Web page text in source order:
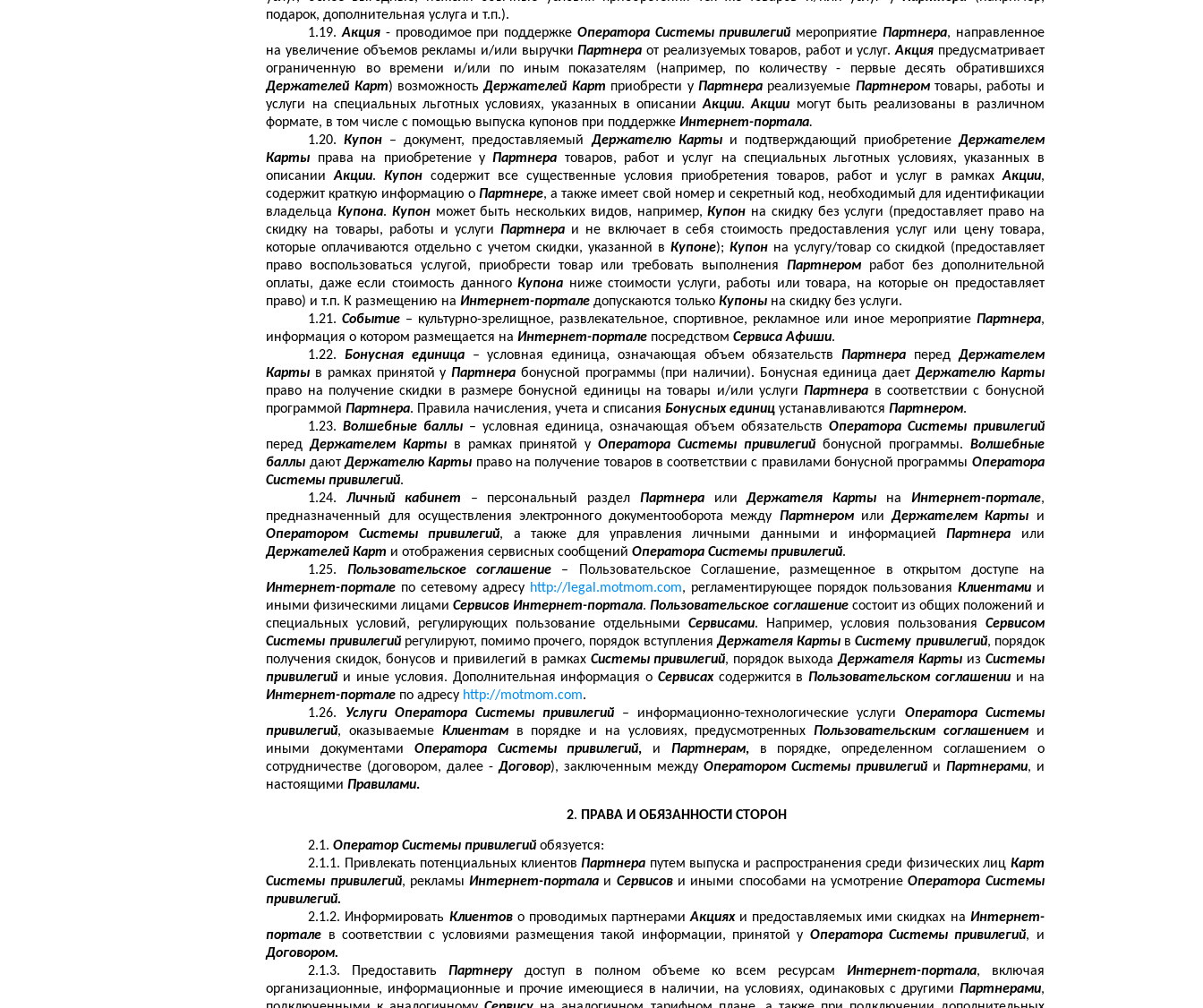
подарок, дополнительная услуга и т.п.).
1.19.Акция - проводимое при поддержке Оператора Системы привилегий мероприятие Партнера, направленное
на увеличение объемов рекламы и/или выручкиПартнера от реализуемых товаров, работ и услуг.Акция предусматривает
ограниченную во времени и/или по иным показателям (например, по количеству - первые десять обратившихся
Держателей Карт) возможностьДержателей Карт приобрести у Партнера реализуемые Партнеромтовары, работы и
услуги на специальных льготных условиях, указанных в описанииАкции.Акции могут быть реализованы в различном
формате, в том числе с помощью выпуска купонов при поддержкеИнтернет-портала.
1.20.Купон – документ, предоставляемый Держателю Карты и подтверждающий приобретение Держателем
Карты права на приобретение уПартнера товаров, работ и услуг на специальных льготных условиях, указанных в
описанииАкции.Купон содержит все существенные условия приобретения товаров, работ и услуг в рамкахАкции,
содержит краткую информацию оПартнере, а также имеет свой номер и секретный код, необходимый для идентификации
владельцаКупона. Купон может быть нескольких видов, например,Купон на скидку без услуги (предоставляет право на
скидку на товары, работы и услугиПартнера и не включает в себя стоимость предоставления услуг или цену товара,
которые оплачиваются отдельно с учетом скидки, указанной в Купоне); Купон на услугу/товар со скидкой (предоставляет
право воспользоваться услугой, приобрести товар или требовать выполнения Партнером работ без дополнительной
оплаты, даже если стоимость данногоКупона ниже стоимости услуги, работы или товара, на которые он предоставляет
право) и т.п. К размещению наИнтернет-порталедопускаются толькоКупоны на скидку без услуги.
1.21.Событие – культурно-зрелищное, развлекательное, спортивное, рекламное или иное мероприятие Партнера,
информация о котором размещается наИнтернет-портале посредствомСервиса Афиши.
1.22.Бонусная единица – условная единица, означающая объем обязательствПартнера перед Держателем
Карты в рамках принятой уПартнера бонусной программы (при наличии). Бонусная единица дает Держателю Карты
право на получение скидки в размере бонусной единицы на товары и/или услугиПартнера в соответствии с бонусной
программойПартнера. Правила начисления, учета и списанияБонусных единицустанавливаютсяПартнером.
1.23.Волшебные баллы – условная единица, означающая объем обязательств Оператора Системы привилегий
передДержателем Карты в рамках принятой у Оператора Системы привилегий бонусной программы. Волшебные
баллы дают Держателю Карты право на получение товаров в соответствии с правилами бонусной программы Оператора
Системы привилегий.
1.24.Личный кабинет – персональный раздел Партнера илиДержателя Карты на Интернет-портале,
предназначенный для осуществления электронного документооборота между Партнером илиДержателем Карты и
Оператором Системы привилегий, а также для управления личными данными и информациейПартнера или
Держателей Карт и отображения сервисных сообщенийОператора Системы привилегий.
1.25. Пользовательское соглашение
– Пользовательское Соглашение, размещенное в открытом доступе на
Интернет-портале по сетевому адресу http:// legal .motmom.com, регламентирующее порядок пользования Клиентами и
иными физическими лицамиСервисов Интернет-портала.Пользовательское соглашение состоит из общих положений и
специальных условий, регулирующих пользование отдельными Сервисами. Например, условия пользования Сервисом
Системы привилегий регулируют, помимо прочего, порядок вступления Держателя КартывСистему привилегий, порядок
получения скидок, бонусов и привилегий в рамках Системы привилегий, порядок выходаДержателя Картыиз Системы
привилегий и иные условия. Дополнительная информация о Сервисах содержится вПользовательском соглашении и на
Интернет-портале по адресу http://motmom.com.
1.26. Услуги Оператора Системы привилегий – информационно-технологические услуги Оператора Системы
привилегий, оказываемые Клиентам в порядке и на условиях, предусмотренныхПользовательским соглашением и
иными документами Оператора Системы привилегий, и Партнерам, в порядке, определенном соглашением о
сотрудничестве (договором, далее -Договор), заключенным между Оператором Системы привилегий и Партнерами, и
настоящимиПравилами.
2. ПРАВА И ОБЯЗАННОСТИ СТОРОН
2.1.Оператор Системы привилегий обязуется:
2.1.1. Привлекать потенциальных клиентовПартнера путем выпуска и распространения среди физических лиц Карт
Системы привилегий, рекламыИнтернет-портала и Сервисов и иными способами на усмотрениеОператора Системы
привилегий.
2.1.2. Информировать Клиентов о проводимых партнерами Акцияхи предоставляемых ими скидках на Интернет-
портале в соответствии с условиями размещения такой информации, принятой у Оператора Системы привилегий,
и
Договором.
2.1.3. Предоставить Партнеру доступ в полном объеме ко всем ресурсам Интернет-портала, включая
организационные, информационные и прочие имеющиеся в наличии, на условиях, одинаковых с другими Партнерами,